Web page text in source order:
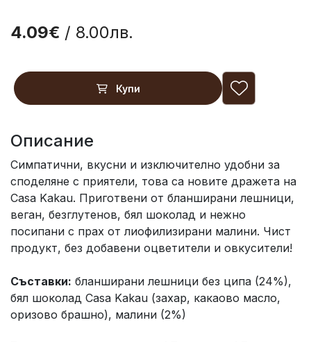
4.09€ / 8.00лв.
Купи
Описание
Симпатични, вкусни и изключително удобни за
споделяне с приятели, това са новите дражета на
Casa Kakau. Приготвени от бланширани лешници,
веган, безглутенов, бял шоколад и нежно
посипани с прах от лиофилизирани малини. Чист
продукт, без добавени оцветители и овкусители!
Съставки: бланширани лешници без ципа (24%),
бял шоколад Casa Kakau (захар, какаово масло,
оризово брашно), малини (2%)